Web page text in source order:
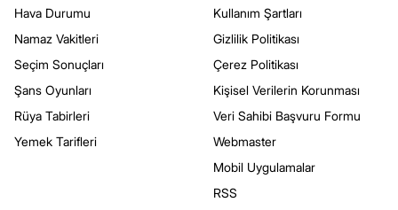
Hava Durumu
Namaz Vakitleri
Seçim Sonuçları
Şans Oyunları
Rüya Tabirleri
Yemek Tarifleri
Kullanım Şartları
Gizlilik Politikası
Çerez Politikası
Kişisel Verilerin Korunması
Veri Sahibi Başvuru Formu
Webmaster
Mobil Uygulamalar
RSS